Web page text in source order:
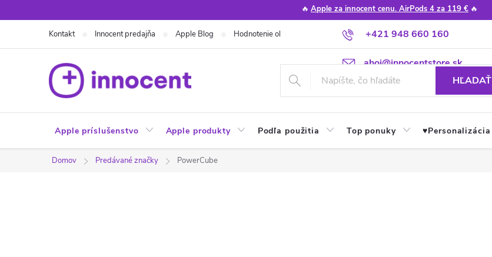
na
🔥 Apple za innocent cenu. AirPods 4 za 119 € 🔥
+421 948 660 160
ahoj@innocentstore.sk
Kontakt Innocent predajňa Apple Blog Hodnotenie obchodu Poradňa Apple návody a tipy
HĽADAŤ
Apple príslušenstvo Apple produkty Podľa použitia Top ponuky ♥︎Personalizácia
Domov Predávané značky PowerCube